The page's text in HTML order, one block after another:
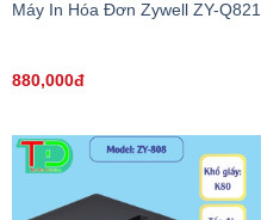
Máy In Hóa Đơn Zywell ZY-Q821
880,000đ